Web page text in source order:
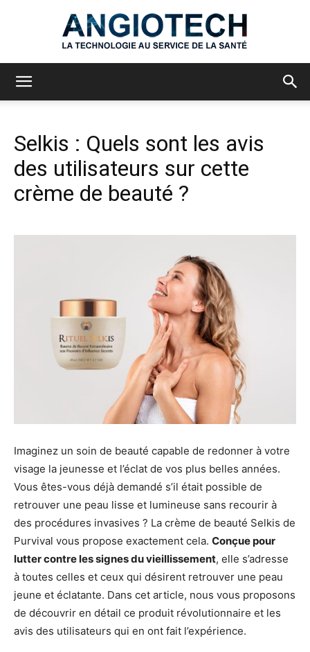
Selkis : Quels sont les avis
des utilisateurs sur cette
crème de beauté ?
Imaginez un soin de beauté capable de redonner à votre
visage la jeunesse et l’éclat de vos plus belles années.
Vous êtes-vous déjà demandé s’il était possible de
retrouver une peau lisse et lumineuse sans recourir à
des procédures invasives ? La crème de beauté Selkis de
Purvival vous propose exactement cela. Conçue pour
lutter contre les signes du vieillissement, elle s’adresse
à toutes celles et ceux qui désirent retrouver une peau
jeune et éclatante. Dans cet article, nous vous proposons
de découvrir en détail ce produit révolutionnaire et les
avis des utilisateurs qui en ont fait l’expérience.